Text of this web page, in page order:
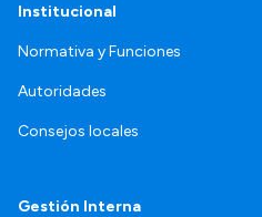
Institucional
Normativa y Funciones
Autoridades
Consejos locales
Gestión Interna